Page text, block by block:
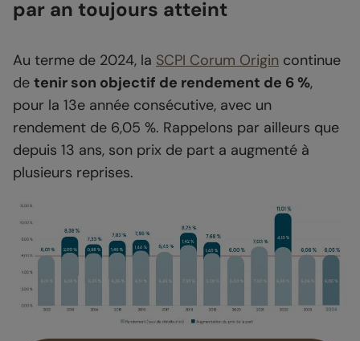
par an toujours atteint
Au terme de 2024, la SCPI Corum Origin continue
de tenir son objectif de rendement de 6 %,
pour la 13e année consécutive, avec un
rendement de 6,05 %. Rappelons par ailleurs que
depuis 13 ans, son prix de part a augmenté à
plusieurs reprises.